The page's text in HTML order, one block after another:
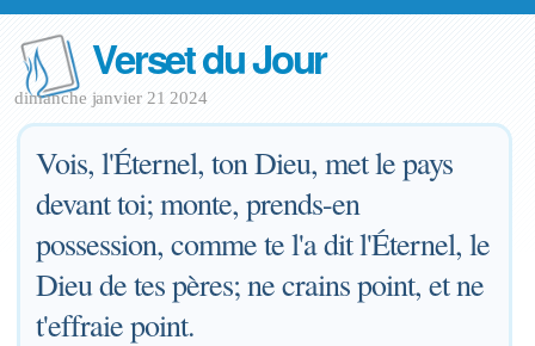
Verset du Jour
dimanche janvier 21 2024
Vois, l'Éternel, ton Dieu, met le pays
devant toi; monte, prends-en
possession, comme te l'a dit l'Éternel, le
Dieu de tes pères; ne crains point, et ne
t'effraie point.